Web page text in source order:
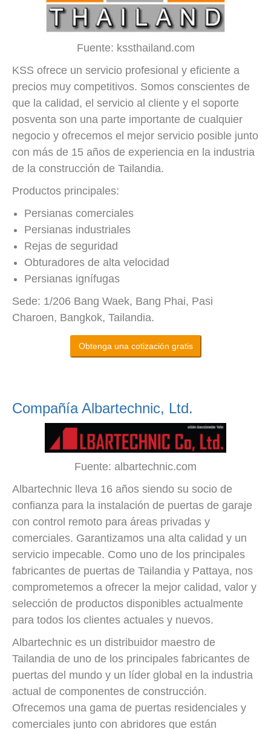
Fuente: kssthailand.com
KSS ofrece un servicio profesional y eficiente a
precios muy competitivos. Somos conscientes de
que la calidad, el servicio al cliente y el soporte
posventa son una parte importante de cualquier
negocio y ofrecemos el mejor servicio posible junto
con más de 15 años de experiencia en la industria
de la construcción de Tailandia.
Productos principales:
Persianas comerciales
Persianas industriales
Rejas de seguridad
Obturadores de alta velocidad
Persianas ignífugas
Sede: 1/206 Bang Waek, Bang Phai, Pasi
Charoen, Bangkok, Tailandia.
Obtenga una cotización gratis
Compañía Albartechnic, Ltd.
Fuente: albartechnic.com
Albartechnic lleva 16 años siendo su socio de
confianza para la instalación de puertas de garaje
con control remoto para áreas privadas y
comerciales. Garantizamos una alta calidad y un
servicio impecable. Como uno de los principales
fabricantes de puertas de Tailandia y Pattaya, nos
comprometemos a ofrecer la mejor calidad, valor y
selección de productos disponibles actualmente
para todos los clientes actuales y nuevos.
Albartechnic es un distribuidor maestro de
Tailandia de uno de los principales fabricantes de
puertas del mundo y un líder global en la industria
actual de componentes de construcción.
Ofrecemos una gama de puertas residenciales y
comerciales junto con abridores que están